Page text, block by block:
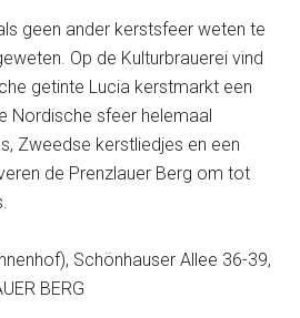
geen ander kerstsfeer weten te
Op de Kulturbrauerei vind
getinte Lucia kerstmarkt een
Nordische sfeer helemaal
Zweedse kerstliedjes en een
de Prenzlauer Berg om tot
Schönhauser Allee 36-39,
BERG